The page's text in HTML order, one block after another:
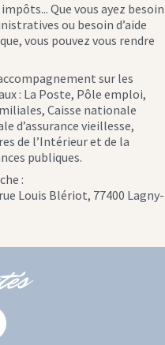
Que vous ayez besoin
ou besoin d’aide
vous pouvez vous rendre
sur les
: La Poste, Pôle emploi,
Caisse nationale
d’assurance vieillesse,
de l’Intérieur et de la
publiques.
:
Louis Blériot, 77400 Lagny-